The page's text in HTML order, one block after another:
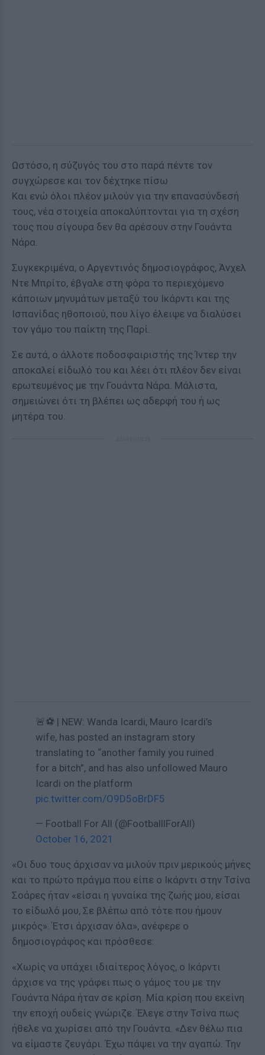
Ωστόσο, η σύζυγός του στο παρά πέντε τον
συγχώρεσε και τον δέχτηκε πίσω
Και ενώ όλοι πλέον μιλούν για την επανασύνδεσή
τους, νέα στοιχεία αποκαλύπτονται για τη σχέση
τους που σίγουρα δεν θα αρέσουν στην Γουάντα
Νάρα.
Συγκεκριμένα, ο Αργεντινός δημοσιογράφος, Άνχελ
Ντε Μπρίτο, έβγαλε στη φόρα το περιεχόμενο
κάποιων μηνυμάτων μεταξύ του Ικάρντι και της
Ισπανίδας ηθοποιού, που λίγο έλειψε να διαλύσει
τον γάμο του παίκτη της Παρί.
Σε αυτά, ο άλλοτε ποδοσφαιριστής της Ίντερ την
αποκαλεί είδωλό του και λέει ότι πλέον δεν είναι
ερωτευμένος με την Γουάντα Νάρα. Μάλιστα,
σημειώνει ότι τη βλέπει ως αδερφή του ή ως
μητέρα του.
🚨⚽️ | NEW: Wanda Icardi, Mauro Icardi’s
wife, has posted an instagram story
translating to “another family you ruined
for a bitch”, and has also unfollowed Mauro
Icardi on the platform
pic.twitter.com/O9D5oBrDF5
— Football For All (@FootballlForAll)
October 16, 2021
«Οι δυο τους άρχισαν να μιλούν πριν μερικούς μήνες
και το πρώτο πράγμα που είπε ο Ικάρντι στην Τσίνα
Σοάρες ήταν «είσαι η γυναίκα της ζωής μου, είσαι
το είδωλό μου, Σε βλέπω από τότε που ήμουν
μικρός». Έτσι άρχισαν όλα», ανέφερε ο
δημοσιογράφος και πρόσθεσε:
«Χωρίς να υπάχει ιδιαίτερος λόγος, ο Ικάρντι
άρχισε να της γράφει πως ο γάμος του με την
Γουάντα Νάρα ήταν σε κρίση. Μία κρίση που εκείνη
την εποχή ουδείς γνώριζε. Έλεγε στην Τσίνα πως
ήθελε να χωρίσει από την Γουάντα. «Δεν θέλω πια
να είμαστε ζευγάρι. Έχω πάψει να την αγαπώ. Την